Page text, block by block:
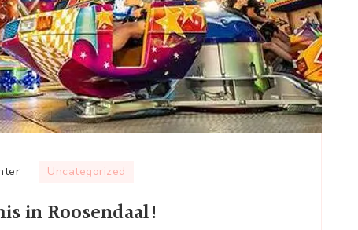
op
de
Uncategorized
in Roosendaal!